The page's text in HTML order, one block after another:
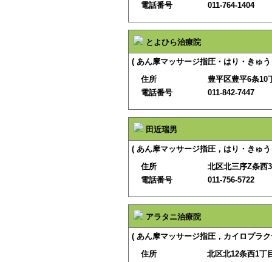
電話番号
011-764-1404
とよひら治療院
( あん摩マッサージ指圧・はり・きゅ
住所
豊平区豊平6条10
電話番号
011-842-7447
田近瑞男
( あん摩マッサージ指圧，はり・きゅ
住所
北区北三序Z条西
電話番号
011-756-5722
アラタニ治療院
( あん摩マッサージ指圧，カイロプラ
住所
北区北12条西1丁